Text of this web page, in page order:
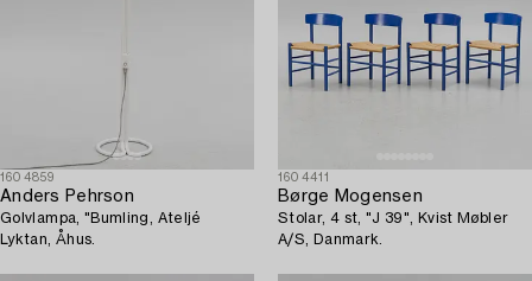
1604859
Anders Pehrson
Golvlampa, "Bumling, Ateljé
Lyktan, Åhus.
1604411
Børge Mogensen
Stolar, 4 st, "J 39", Kvist Møbler
A/S, Danmark.